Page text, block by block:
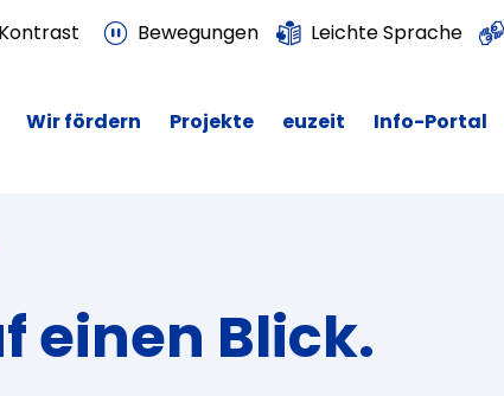
Kontrast Bewegungen Leichte Sprache
Wir fördern Projekte euzeit Info-Portal
einen Blick.